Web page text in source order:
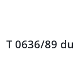
T 0636/89